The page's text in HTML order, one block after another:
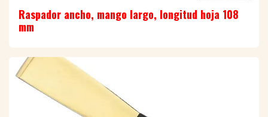
Raspador ancho, mango largo, longitud hoja 108
mm